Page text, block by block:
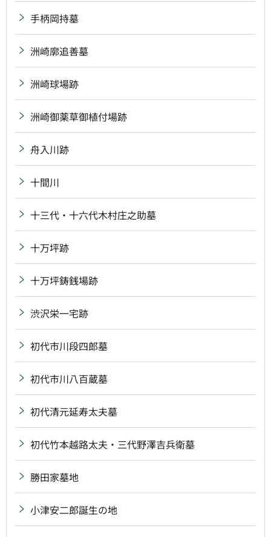
手柄岡持墓
洲崎廓追善墓
洲崎球場跡
洲崎御薬草御植付場跡
舟入川跡
十間川
十三代・十六代木村庄之助墓
十万坪跡
十万坪鋳銭場跡
渋沢栄一宅跡
初代市川段四郎墓
初代市川八百蔵墓
初代清元延寿太夫墓
初代竹本越路太夫・三代野澤吉兵衛墓
勝田家墓地
小津安二郎誕生の地